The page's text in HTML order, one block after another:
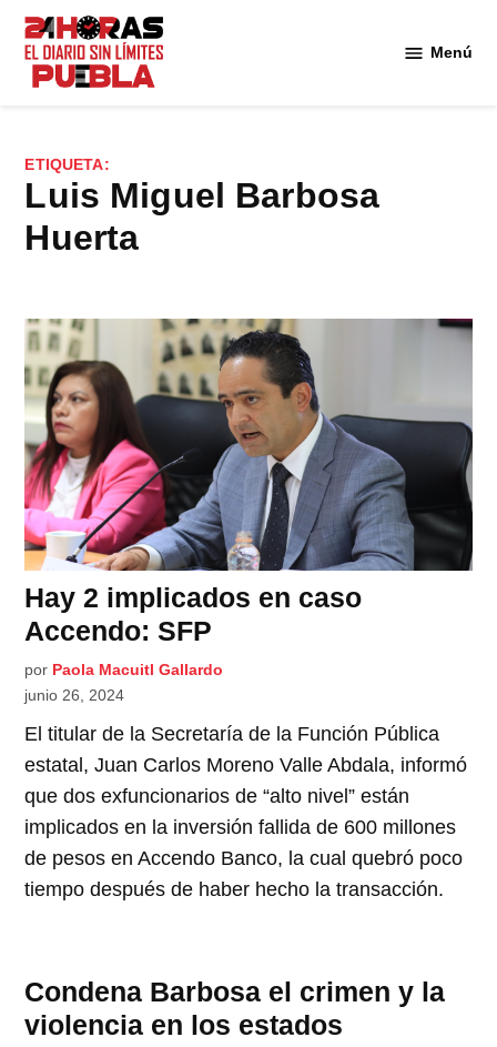
Saltar
contenido
Menú
ETIQUETA:
Luis Miguel Barbosa
Huerta
Hay 2 implicados en caso
Accendo: SFP
por Paola Macuitl Gallardo
junio 26, 2024
El titular de la Secretaría de la Función Pública
estatal, Juan Carlos Moreno Valle Abdala, informó
que dos exfuncionarios de “alto nivel” están
implicados en la inversión fallida de 600 millones
de pesos en Accendo Banco, la cual quebró poco
tiempo después de haber hecho la transacción.
Condena Barbosa el crimen y la
violencia en los estados